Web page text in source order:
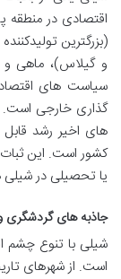
اقتصادی در
(بزرگترین
و گیلاس)، ماهی
سیاست های
های اخیر رشد
کشور است. این
یا تحصیلی در شیلی
جاذبه های گردشگری
شیلی با تنوع چشم
است. از شهرهای